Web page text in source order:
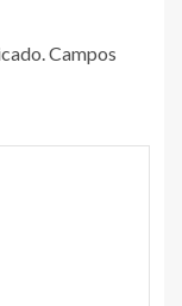
Campos